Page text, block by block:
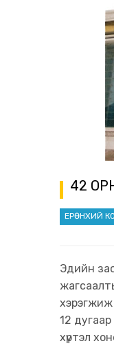
42
ЕРӨНХИЙ
Эдийн
хэрэгжиж
12
хүртэл